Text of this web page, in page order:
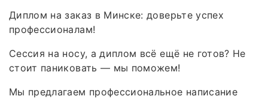
Диплом на заказ в Минске: доверьте успех
профессионалам!
Сессия на носу, а диплом всё ещё не готов? Не
стоит паниковать — мы поможем!
Мы предлагаем профессиональное написание